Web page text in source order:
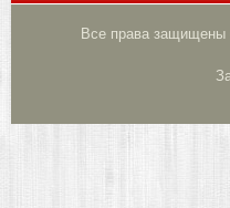
Все права защищены